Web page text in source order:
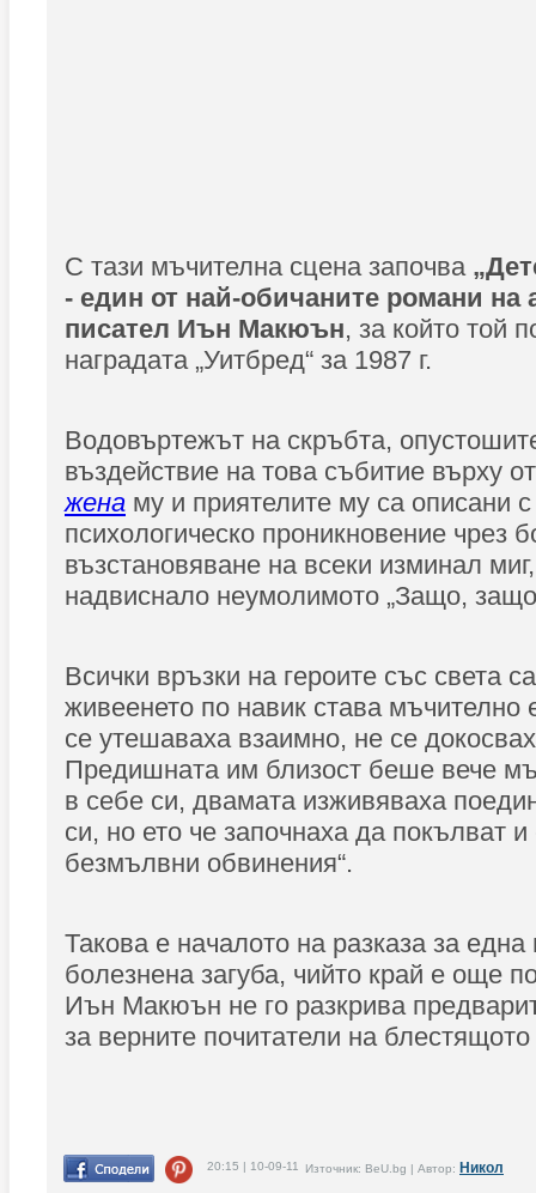
С тази мъчителна сцена започва
- един от най-обичаните романи на
писател Иън Макюън, за който той
наградата „Уитбред“ за 1987 г.
Водовъртежът на скръбта,
въздействие на това събитие върху
жена му и приятелите му са описани
психологическо проникновение чрез
възстановяване на всеки изминал
надвиснало неумолимото „Защо,
Всички връзки на героите със света
живеенето по навик става мъчително
се утешаваха взаимно, не се
Предишната им близост беше вече
в себе си, двамата изживяваха
си, но ето че започнаха да покълват
безмълвни обвинения“.
Такова е началото на разказа за една
болезнена загуба, чийто край е още
Иън Макюън не го разкрива
за верните почитатели на
20:15 | 10-09-11 Източник: BeU.bg | Автор: Никол